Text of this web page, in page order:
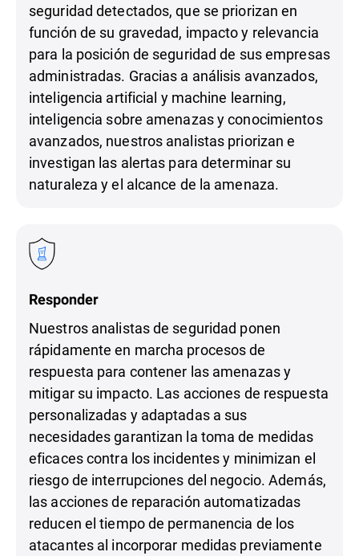
seguridad detectados, que se priorizan en
función de su gravedad, impacto y relevancia
para la posición de seguridad de sus empresas
administradas. Gracias a análisis avanzados,
inteligencia artificial y machine learning,
inteligencia sobre amenazas y conocimientos
avanzados, nuestros analistas priorizan e
investigan las alertas para determinar su
naturaleza y el alcance de la amenaza.
Responder
Nuestros analistas de seguridad ponen
rápidamente en marcha procesos de
respuesta para contener las amenazas y
mitigar su impacto. Las acciones de respuesta
personalizadas y adaptadas a sus
necesidades garantizan la toma de medidas
eficaces contra los incidentes y minimizan el
riesgo de interrupciones del negocio. Además,
las acciones de reparación automatizadas
reducen el tiempo de permanencia de los
atacantes al incorporar medidas previamente